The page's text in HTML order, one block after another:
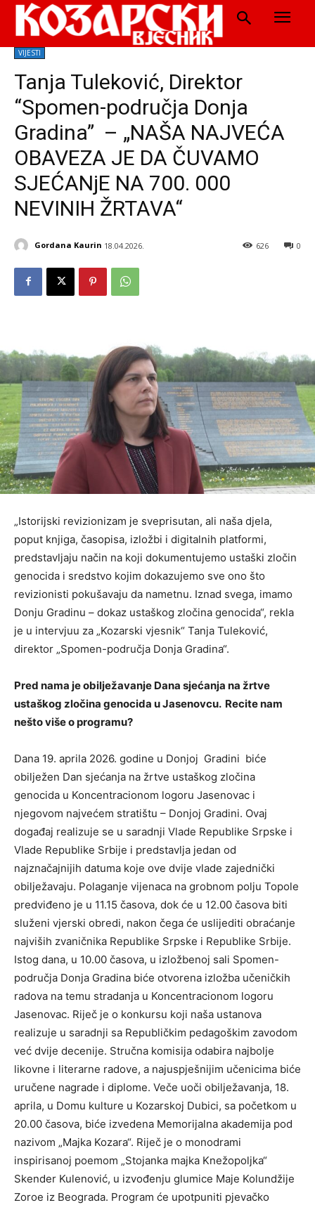
VIJESTI
Tanja Tuleković, Direktor
“Spomen-područja Donja
Gradina” – „NAŠA NAJVEĆA
OBAVEZA JE DA ČUVAMO
SJEĆANјE NA 700. 000
NEVINIH ŽRTAVA“
Gordana Kaurin 18.04.2026. 0
626
„Istorijski revizionizam je sveprisutan, ali naša djela,
poput knjiga, časopisa, izložbi i digitalnih platformi,
predstavlјaju način na koji dokumentujemo ustaški zločin
genocida i sredstvo kojim dokazujemo sve ono što
revizionisti pokušavaju da nametnu. Iznad svega, imamo
Donju Gradinu – dokaz ustaškog zločina genocida“, rekla
je u intervjuu za „Kozarski vjesnik“ Tanja Tuleković,
direktor „Spomen-područja Donja Gradina“.
Pred nama je obilјežavanje Dana sjećanja na žrtve
ustaškog zločina genocida u Jasenovcu. Recite nam
nešto više o programu?
Dana 19. aprila 2026. godine u Donjoj Gradini biće
obilјežen Dan sjećanja na žrtve ustaškog zločina
genocida u Koncentracionom logoru Jasenovac i
njegovom najvećem stratištu – Donjoj Gradini. Ovaj
događaj realizuje se u saradnji Vlade Republike Srpske i
Vlade Republike Srbije i predstavlјa jedan od
najznačajnijih datuma koje ove dvije vlade zajednički
obilјežavaju. Polaganje vijenaca na grobnom polјu Topole
predviđeno je u 11.15 časova, dok će u 12.00 časova biti
služeni vjerski obredi, nakon čega će uslijediti obraćanje
najviših zvaničnika Republike Srpske i Republike Srbije.
Istog dana, u 10.00 časova, u izložbenoj sali Spomen-
područja Donja Gradina biće otvorena izložba učeničkih
radova na temu stradanja u Koncentracionom logoru
Jasenovac. Riječ je o konkursu koji naša ustanova
realizuje u saradnji sa Republičkim pedagoškim zavodom
već dvije decenije. Stručna komisija odabira najbolјe
likovne i literarne radove, a najuspješnijim učenicima biće
uručene nagrade i diplome. Veče uoči obilјežavanja, 18.
aprila, u Domu kulture u Kozarskoj Dubici, sa početkom u
20.00 časova, biće izvedena Memorijalna akademija pod
nazivom „Majka Kozara“. Riječ je o monodrami
inspirisanoj poemom „Stojanka majka Knežopolјka“
Skender Kulenović, u izvođenju glumice Maje Kolundžije
Zoroe iz Beograda. Program će upotpuniti pjevačko